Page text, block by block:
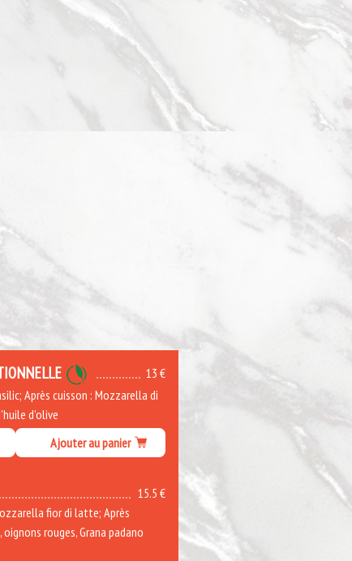
13 €
Après cuisson : Mozzarella di
d'olive
Ajouter au panier
15.5 €
fior di latte; Après
rouges, Grana padano